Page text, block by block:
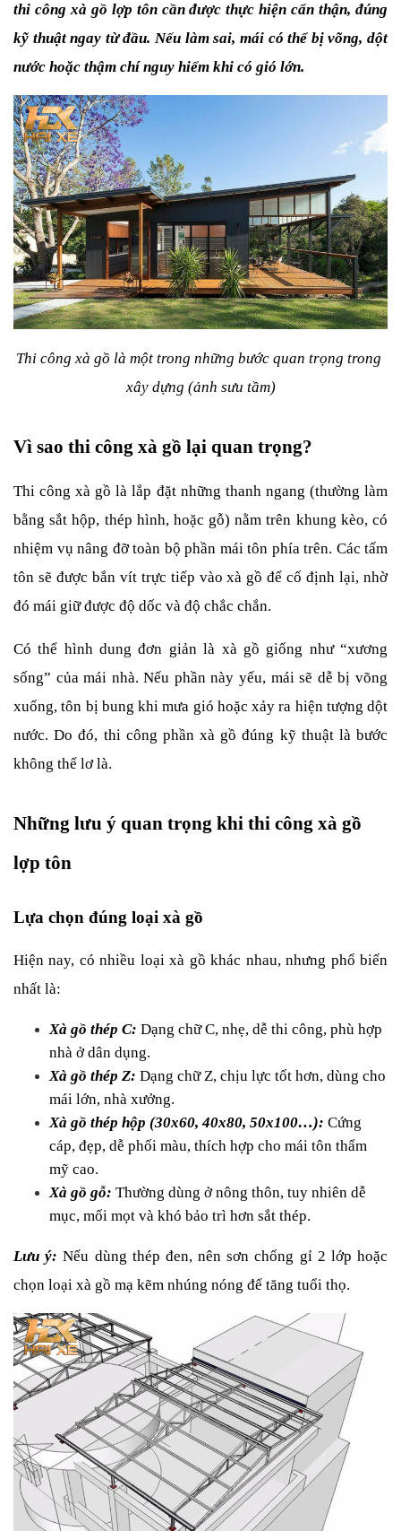
thi công xà gồ lợp tôn cần được thực hiện cẩn thận, đúng
kỹ thuật ngay từ đầu. Nếu làm sai, mái có thể bị võng, dột
nước hoặc thậm chí nguy hiểm khi có gió lớn.
Thi công xà gồ là một trong những bước quan trọng trong
xây dựng (ảnh sưu tầm)
Vì sao thi công xà gồ lại quan trọng?
Thi công xà gồ là lắp đặt những thanh ngang (thường làm
bằng sắt hộp, thép hình, hoặc gỗ) nằm trên khung kèo, có
nhiệm vụ nâng đỡ toàn bộ phần mái tôn phía trên. Các tấm
tôn sẽ được bắn vít trực tiếp vào xà gồ để cố định lại, nhờ
đó mái giữ được độ dốc và độ chắc chắn.
Có thể hình dung đơn giản là xà gồ giống như “xương
sống” của mái nhà. Nếu phần này yếu, mái sẽ dễ bị võng
xuống, tôn bị bung khi mưa gió hoặc xảy ra hiện tượng dột
nước. Do đó, thi công phần xà gồ đúng kỹ thuật là bước
không thể lơ là.
Những lưu ý quan trọng khi thi công xà gồ
lợp tôn
Lựa chọn đúng loại xà gồ
Hiện nay, có nhiều loại xà gồ khác nhau, nhưng phổ biến
nhất là:
Xà gồ thép C: Dạng chữ C, nhẹ, dễ thi công, phù hợp
nhà ở dân dụng.
Xà gồ thép Z: Dạng chữ Z, chịu lực tốt hơn, dùng cho
mái lớn, nhà xưởng.
Xà gồ thép hộp (30x60, 40x80, 50x100…): Cứng
cáp, đẹp, dễ phối màu, thích hợp cho mái tôn thẩm
mỹ cao.
Xà gồ gỗ: Thường dùng ở nông thôn, tuy nhiên dễ
mục, mối mọt và khó bảo trì hơn sắt thép.
Lưu ý: Nếu dùng thép đen, nên sơn chống gỉ 2 lớp hoặc
chọn loại xà gồ mạ kẽm nhúng nóng để tăng tuổi thọ.